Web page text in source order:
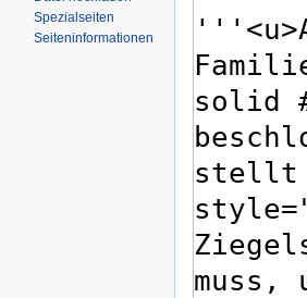
Spezialseiten
Seiteninformationen